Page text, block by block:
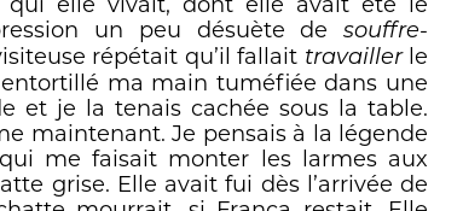
un peu désuète de souffre-
répétait qu’il fallait travailler le
entortillé ma main tuméfiée dans une
et je la tenais cachée sous la table.
maintenant. Je pensais à la légende
me faisait monter les larmes aux
grise. Elle avait fui dès l’arrivée de